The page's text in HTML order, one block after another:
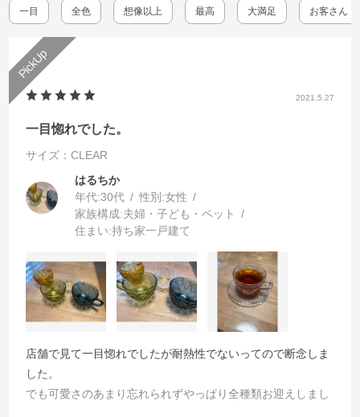
一目 全色 想像以上 最高 大満足 お客さん
2021.5.27
一目惚れでした。
サイズ：CLEAR
はるちか
年代:30代 性別:女性
家族構成:夫婦・子ども・ペット
住まい:持ち家一戸建て
店舗で見て一目惚れでしたが耐熱性でないってので断念しま
した。
でも可愛さのあまり忘れられずやっぱり全種類お迎えしまし